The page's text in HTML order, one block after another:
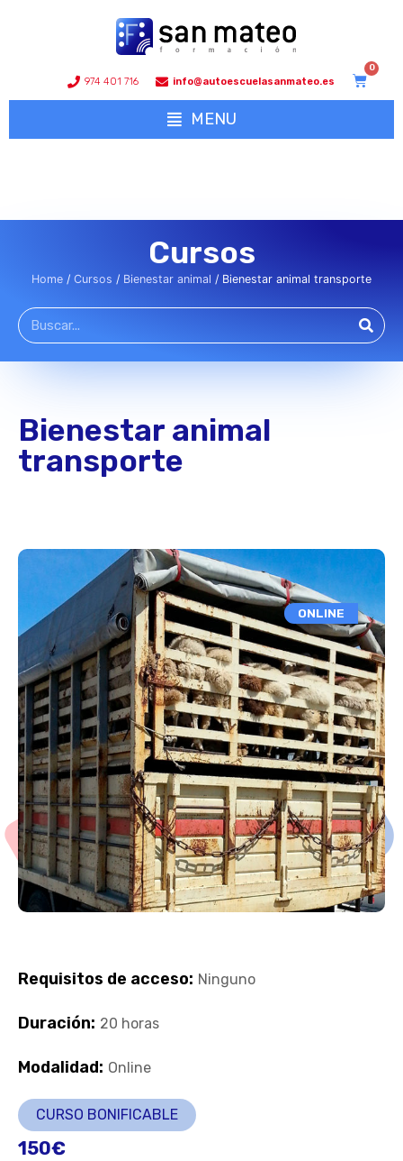
974 401 716 info@autoescuelasanmateo.es
MENU
Cursos
Home / Cursos / Bienestar animal / Bienestar animal transporte
Bienestar animal
transporte
ONLINE
Requisitos de acceso: Ninguno
Duración: 20 horas
Modalidad: Online
CURSO BONIFICABLE
150€